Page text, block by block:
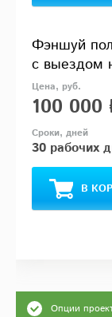
Фэншуй
с выездом
100 000
30 рабочих
В
Опции